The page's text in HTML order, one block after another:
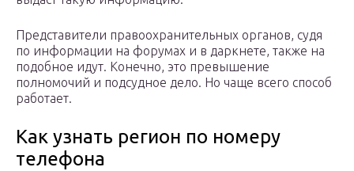
Представители правоохранительных органов, судя
по информации на форумах и в даркнете, также на
подобное идут. Конечно, это превышение
полномочий и подсудное дело. Но чаще всего способ
работает.
Как узнать регион по номеру
телефона